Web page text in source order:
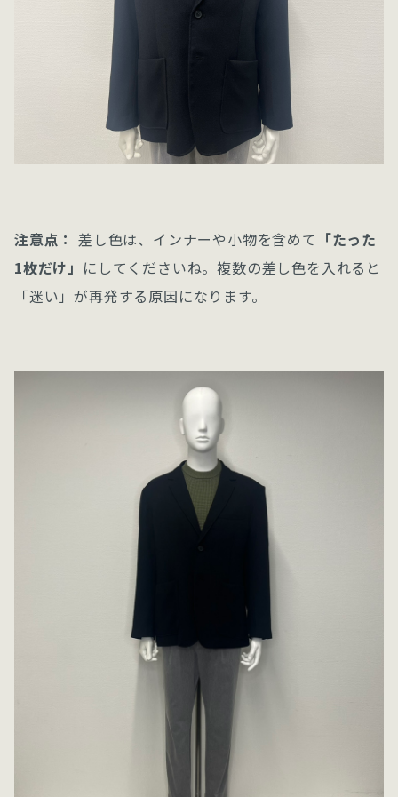
注意点： 差し色は、インナーや小物を含めて 「たった
1枚だけ」 にしてくださいね。複数の差し色を入れると
「迷い」が再発する原因になります。